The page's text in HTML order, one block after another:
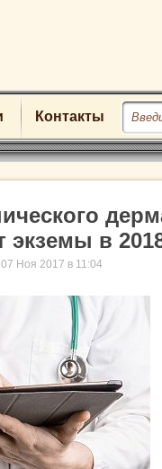
Контакты
экземы в
Ноя 2017 в 11:04